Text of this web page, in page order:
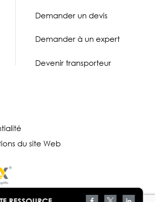
Demander un devis
Demander à un expert
Devenir transporteur
du site Web